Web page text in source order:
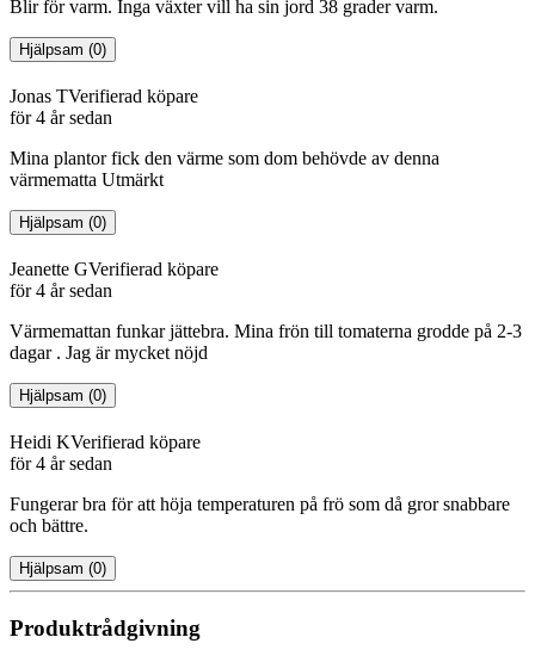
Blir för varm. Inga växter vill ha sin jord 38 grader varm.
Hjälpsam (0)
Jonas TVerifierad köpare
för 4 år sedan
Mina plantor fick den värme som dom behövde av denna
värmematta Utmärkt
Hjälpsam (0)
Jeanette GVerifierad köpare
för 4 år sedan
Värmemattan funkar jättebra. Mina frön till tomaterna grodde på 2-3
dagar . Jag är mycket nöjd
Hjälpsam (0)
Heidi KVerifierad köpare
för 4 år sedan
Fungerar bra för att höja temperaturen på frö som då gror snabbare
och bättre.
Hjälpsam (0)
Produktrådgivning